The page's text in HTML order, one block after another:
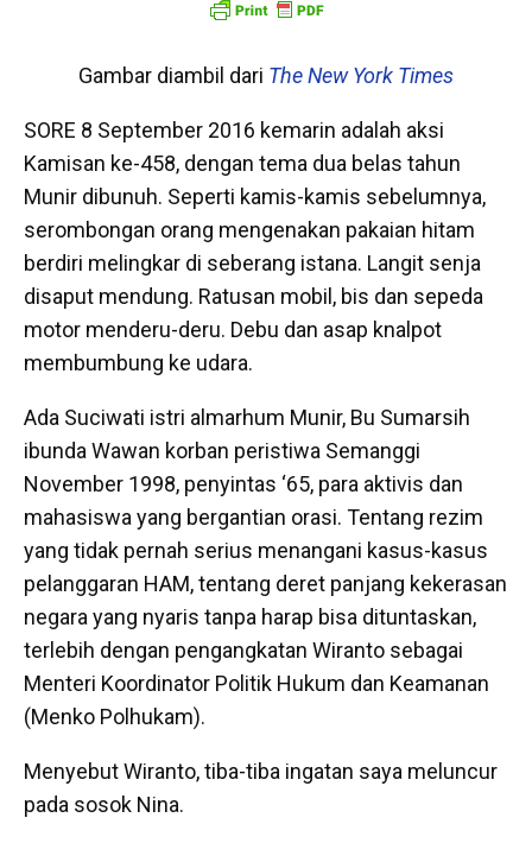
Gambar diambil dari The New York Times
SORE 8 September 2016 kemarin adalah aksi
Kamisan ke-458, dengan tema dua belas tahun
Munir dibunuh. Seperti kamis-kamis sebelumnya,
serombongan orang mengenakan pakaian hitam
berdiri melingkar di seberang istana. Langit senja
disaput mendung. Ratusan mobil, bis dan sepeda
motor menderu-deru. Debu dan asap knalpot
membumbung ke udara.
Ada Suciwati istri almarhum Munir, Bu Sumarsih
ibunda Wawan korban peristiwa Semanggi
November 1998, penyintas ‘65, para aktivis dan
mahasiswa yang bergantian orasi. Tentang rezim
yang tidak pernah serius menangani kasus-kasus
pelanggaran HAM, tentang deret panjang kekerasan
negara yang nyaris tanpa harap bisa dituntaskan,
terlebih dengan pengangkatan Wiranto sebagai
Menteri Koordinator Politik Hukum dan Keamanan
(Menko Polhukam).
Menyebut Wiranto, tiba-tiba ingatan saya meluncur
pada sosok Nina.